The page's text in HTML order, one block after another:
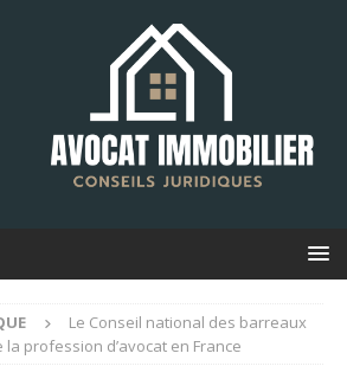
Le Conseil national des barreaux
la profession d’avocat en France